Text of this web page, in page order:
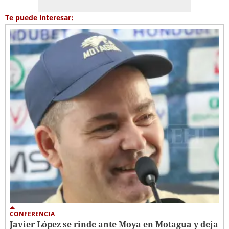
Te puede interesar:
CONFERENCIA
Javier López se rinde ante Moya en Motagua y deja